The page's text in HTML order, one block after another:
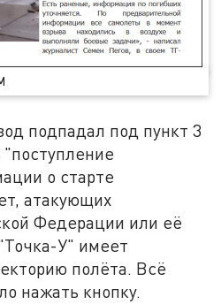
подпадал под пункт 3
о старте
атакующих
Федерации или её
У" имеет
полёта. Всё
нажать кнопку.